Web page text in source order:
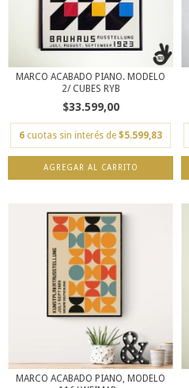
MARCO ACABADO PIANO. MODELO
2/ CUBES RYB
$33.599,00
6 cuotas sin interés de $5.599,83
AGREGAR AL CARRITO
MARCO ACABADO PIANO, MODELO